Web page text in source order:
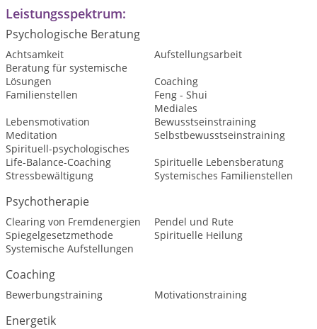
Leistungsspektrum:
Psychologische Beratung
Achtsamkeit
Aufstellungsarbeit
Beratung für systemische
Lösungen
Coaching
Familienstellen
Feng - Shui
Lebensmotivation
Mediales
Bewusstseinstraining
Meditation
Selbstbewusstseinstraining
Spirituell-psychologisches
Life-Balance-Coaching
Spirituelle Lebensberatung
Stressbewältigung
Systemisches Familienstellen
Psychotherapie
Clearing von Fremdenergien
Pendel und Rute
Spiegelgesetzmethode
Spirituelle Heilung
Systemische Aufstellungen
Coaching
Bewerbungstraining Motivationstraining
Energetik